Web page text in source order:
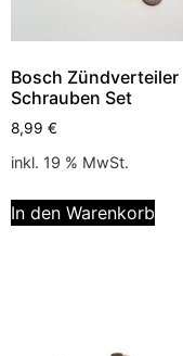
Bosch Zündverteiler
Schrauben Set
8,99 €
inkl. 19 % MwSt.
In den Warenkorb